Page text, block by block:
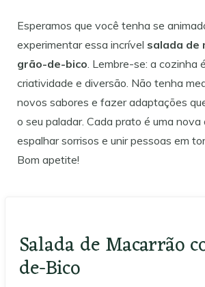
Esperamos que você tenha se
experimentar essa incrível salada de
grão-de-bico . Lembre-se: a cozinha
criatividade e diversão. Não tenha
novos sabores e fazer adaptações
o seu paladar. Cada prato é uma
espalhar sorrisos e unir pessoas em
Bom apetite!
Salada de Macarrão
de-Bico